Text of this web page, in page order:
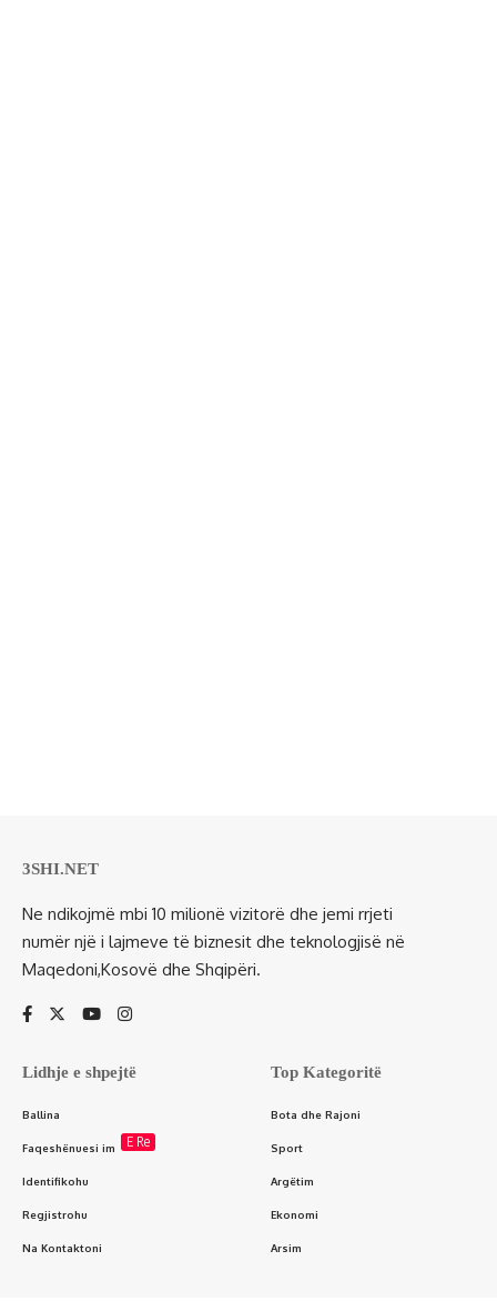
3SHI.NET
Ne ndikojmë mbi 10 milionë vizitorë dhe jemi rrjeti
numër një i lajmeve të biznesit dhe teknologjisë në
Maqedoni,Kosovë dhe Shqipëri.
Lidhje e shpejtë
Ballina
Faqeshënuesi im E Re
Identifikohu
Regjistrohu
Na Kontaktoni
Top Kategoritë
Bota dhe Rajoni
Sport
Argëtim
Ekonomi
Arsim